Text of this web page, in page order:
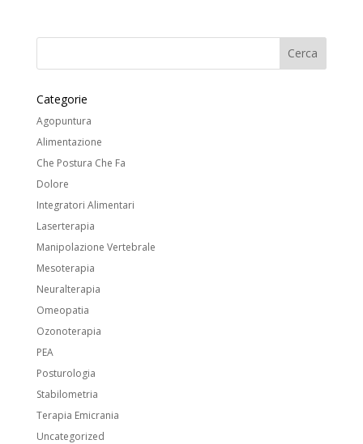
Categorie
Agopuntura
Alimentazione
Che Postura Che Fa
Dolore
Integratori Alimentari
Laserterapia
Manipolazione Vertebrale
Mesoterapia
Neuralterapia
Omeopatia
Ozonoterapia
PEA
Posturologia
Stabilometria
Terapia Emicrania
Uncategorized